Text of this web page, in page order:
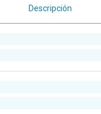
Descripción